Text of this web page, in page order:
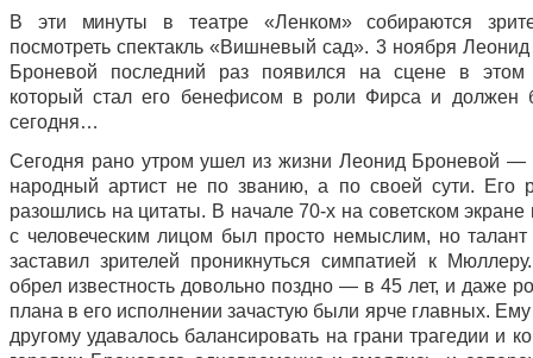
В эти минуты в театре «Ленком» собираются
посмотреть спектакль «Вишневый сад». 3 ноября
Броневой последний раз появился на сцене в этом
который стал его бенефисом в роли Фирса и должен
сегодня…
Сегодня рано утром ушел из жизни Леонид Броневой —
народный артист не по званию, а по своей сути. Его
разошлись на цитаты. В начале 70-х на советском экране
с человеческим лицом был просто немыслим, но талант
заставил зрителей проникнуться симпатией к
обрел известность довольно поздно — в 45 лет, и даже
плана в его исполнении зачастую были ярче главных. Ему
другому удавалось балансировать на грани трагедии и